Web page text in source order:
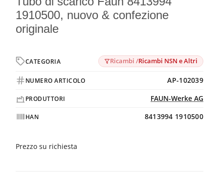
1910500, nuovo & confezione
originale
CATEGORIA Ricambi /Ricambi NSN e Altri
NUMERO ARTICOLO AP-102039
PRODUTTORI FAUN-Werke AG
HAN 8413994 1910500
Prezzo su richiesta